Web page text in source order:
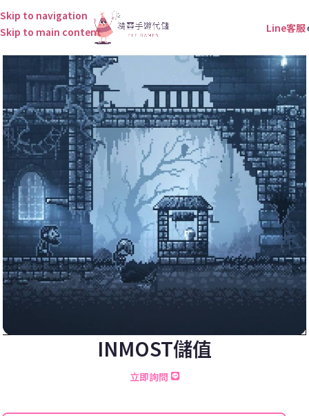
Skip to navigation
Skip to main content
Line客服
INMOST儲值
立即詢問